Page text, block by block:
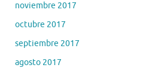
noviembre 2017
octubre 2017
septiembre 2017
agosto 2017